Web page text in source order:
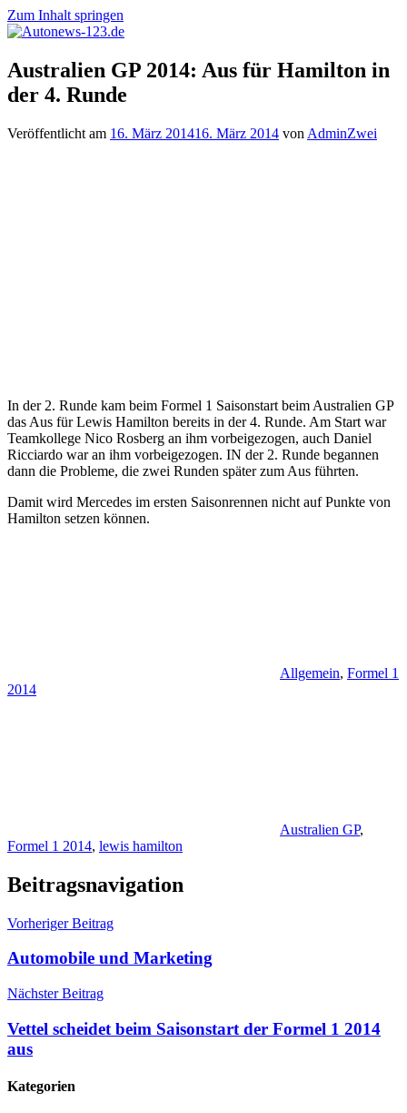
Zum Inhalt springen
Autonews-
123.de
Autonews
mit
Charme
Australien GP 2014: Aus für Hamilton in
der 4. Runde
Veröffentlicht am 16. März 201416. März 2014 von AdminZwei
In der 2. Runde kam beim Formel 1 Saisonstart beim Australien GP
das Aus für Lewis Hamilton bereits in der 4. Runde. Am Start war
Teamkollege Nico Rosberg an ihm vorbeigezogen, auch Daniel
Ricciardo war an ihm vorbeigezogen. IN der 2. Runde begannen
dann die Probleme, die zwei Runden später zum Aus führten.
Damit wird Mercedes im ersten Saisonrennen nicht auf Punkte von
Hamilton setzen können.
Allgemein, Formel 1
2014
Australien GP,
Formel 1 2014, lewis hamilton
Beitragsnavigation
Vorheriger Beitrag
Automobile und Marketing
Nächster Beitrag
Vettel scheidet beim Saisonstart der Formel 1 2014
aus
Kategorien